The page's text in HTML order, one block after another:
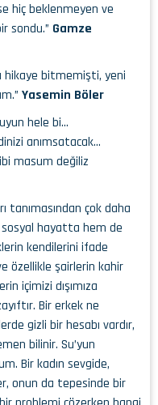
hiç beklenmeyen ve
sondu.” Gamze
hikaye bitmemişti, yeni
Yasemin Böler
hele bi…
anımsatacak…
masum değiliz
tanımasından çok daha
hayatta hem de
kendilerini ifade
özellikle şairlerin kahir
içimizi dışımıza
Bir erkek ne
gizli bir hesabı vardır,
bilinir. Su’yun
Bir kadın sevgide,
onun da tepesinde bir